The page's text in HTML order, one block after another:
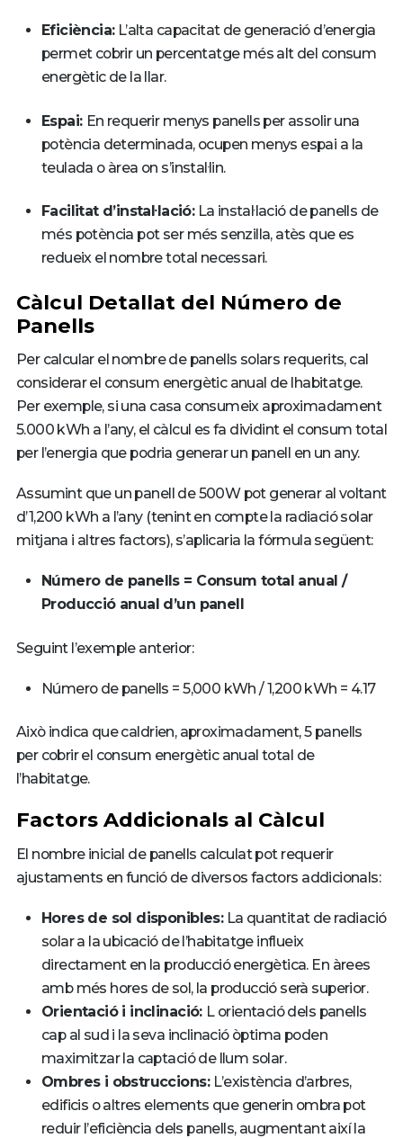
Eficiència:L’alta capacitat de generació d’energia
permet cobrir un percentatge més alt del consum
energètic de la llar.
Espai: En requerir menys panells per assolir una
potència determinada, ocupen menys espai a la
teulada o àrea on s’instal·lin.
Facilitat d’instal·lació:La instal·lació de panells de
més potència pot ser més senzilla, atès que es
redueix el nombre total necessari.
Càlcul Detallat del Número de
Panells
Per calcular el nombre de panells solars requerits, cal
considerar el consum energètic anual de lhabitatge.
Per exemple, si una casa consumeix aproximadament
5.000 kWh a l’any, el càlcul es fa dividint el consum total
per l’energia que podria generar un panell en un any.
Assumint que un panell de 500W pot generar al voltant
d’1,200 kWh a l’any (tenint en compte la radiació solar
mitjana i altres factors), s’aplicaria la fórmula següent:
Número de panells = Consum total anual /
Producció anual d’un panell
Seguint l’exemple anterior:
Número de panells = 5,000 kWh / 1,200 kWh = 4.17
Això indica que caldrien, aproximadament, 5 panells
per cobrir el consum energètic anual total de
l’habitatge.
Factors Addicionals al Càlcul
El nombre inicial de panells calculat pot requerir
ajustaments en funció de diversos factors addicionals:
Hores de sol disponibles:La quantitat de radiació
solar a la ubicació de l’habitatge influeix
directament en la producció energètica. En àrees
amb més hores de sol, la producció serà superior.
Orientació i inclinació: L orientació dels panells
cap al sud i la seva inclinació òptima poden
maximitzar la captació de llum solar.
Ombres i obstruccions: L’existència d’arbres,
edificis o altres elements que generin ombra pot
reduir l’eficiència dels panells, augmentant així la